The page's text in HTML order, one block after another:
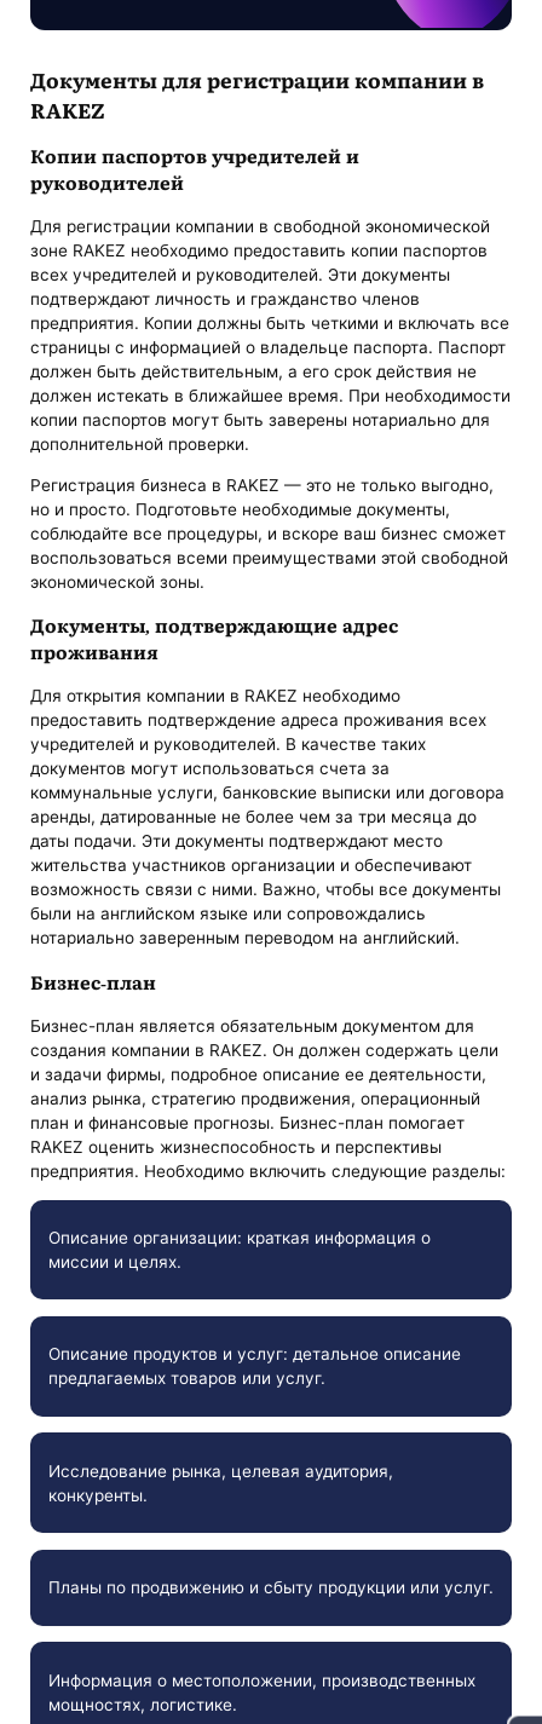
Документы для регистрации компании в
RAKEZ
Копии паспортов учредителей и
руководителей
Для регистрации компании в свободной экономической
зоне RAKEZ необходимо предоставить копии паспортов
всех учредителей и руководителей. Эти документы
подтверждают личность и гражданство членов
предприятия. Копии должны быть четкими и включать все
страницы с информацией о владельце паспорта. Паспорт
должен быть действительным, а его срок действия не
должен истекать в ближайшее время. При необходимости
копии паспортов могут быть заверены нотариально для
дополнительной проверки.
Регистрация бизнеса в RAKEZ — это не только выгодно,
но и просто. Подготовьте необходимые документы,
соблюдайте все процедуры, и вскоре ваш бизнес сможет
воспользоваться всеми преимуществами этой свободной
экономической зоны.
Документы, подтверждающие адрес
проживания
Для открытия компании в RAKEZ необходимо
предоставить подтверждение адреса проживания всех
учредителей и руководителей. В качестве таких
документов могут использоваться счета за
коммунальные услуги, банковские выписки или договора
аренды, датированные не более чем за три месяца до
даты подачи. Эти документы подтверждают место
жительства участников организации и обеспечивают
возможность связи с ними. Важно, чтобы все документы
были на английском языке или сопровождались
нотариально заверенным переводом на английский.
Бизнес-план
Бизнес-план является обязательным документом для
создания компании в RAKEZ. Он должен содержать цели
и задачи фирмы, подробное описание ее деятельности,
анализ рынка, стратегию продвижения, операционный
план и финансовые прогнозы. Бизнес-план помогает
RAKEZ оценить жизнеспособность и перспективы
предприятия. Необходимо включить следующие разделы:
Описание организации: краткая информация о
миссии и целях.
Описание продуктов и услуг: детальное описание
предлагаемых товаров или услуг.
Исследование рынка, целевая аудитория,
конкуренты.
Планы по продвижению и сбыту продукции или услуг.
Информация о местоположении, производственных
мощностях, логистике.